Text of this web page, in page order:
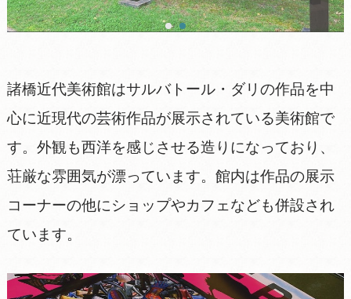
諸橋近代美術館はサルバトール・ダリの作品を中
心に近現代の芸術作品が展示されている美術館で
す。外観も西洋を感じさせる造りになっており、
荘厳な雰囲気が漂っています。館内は作品の展示
コーナーの他にショップやカフェなども併設され
ています。